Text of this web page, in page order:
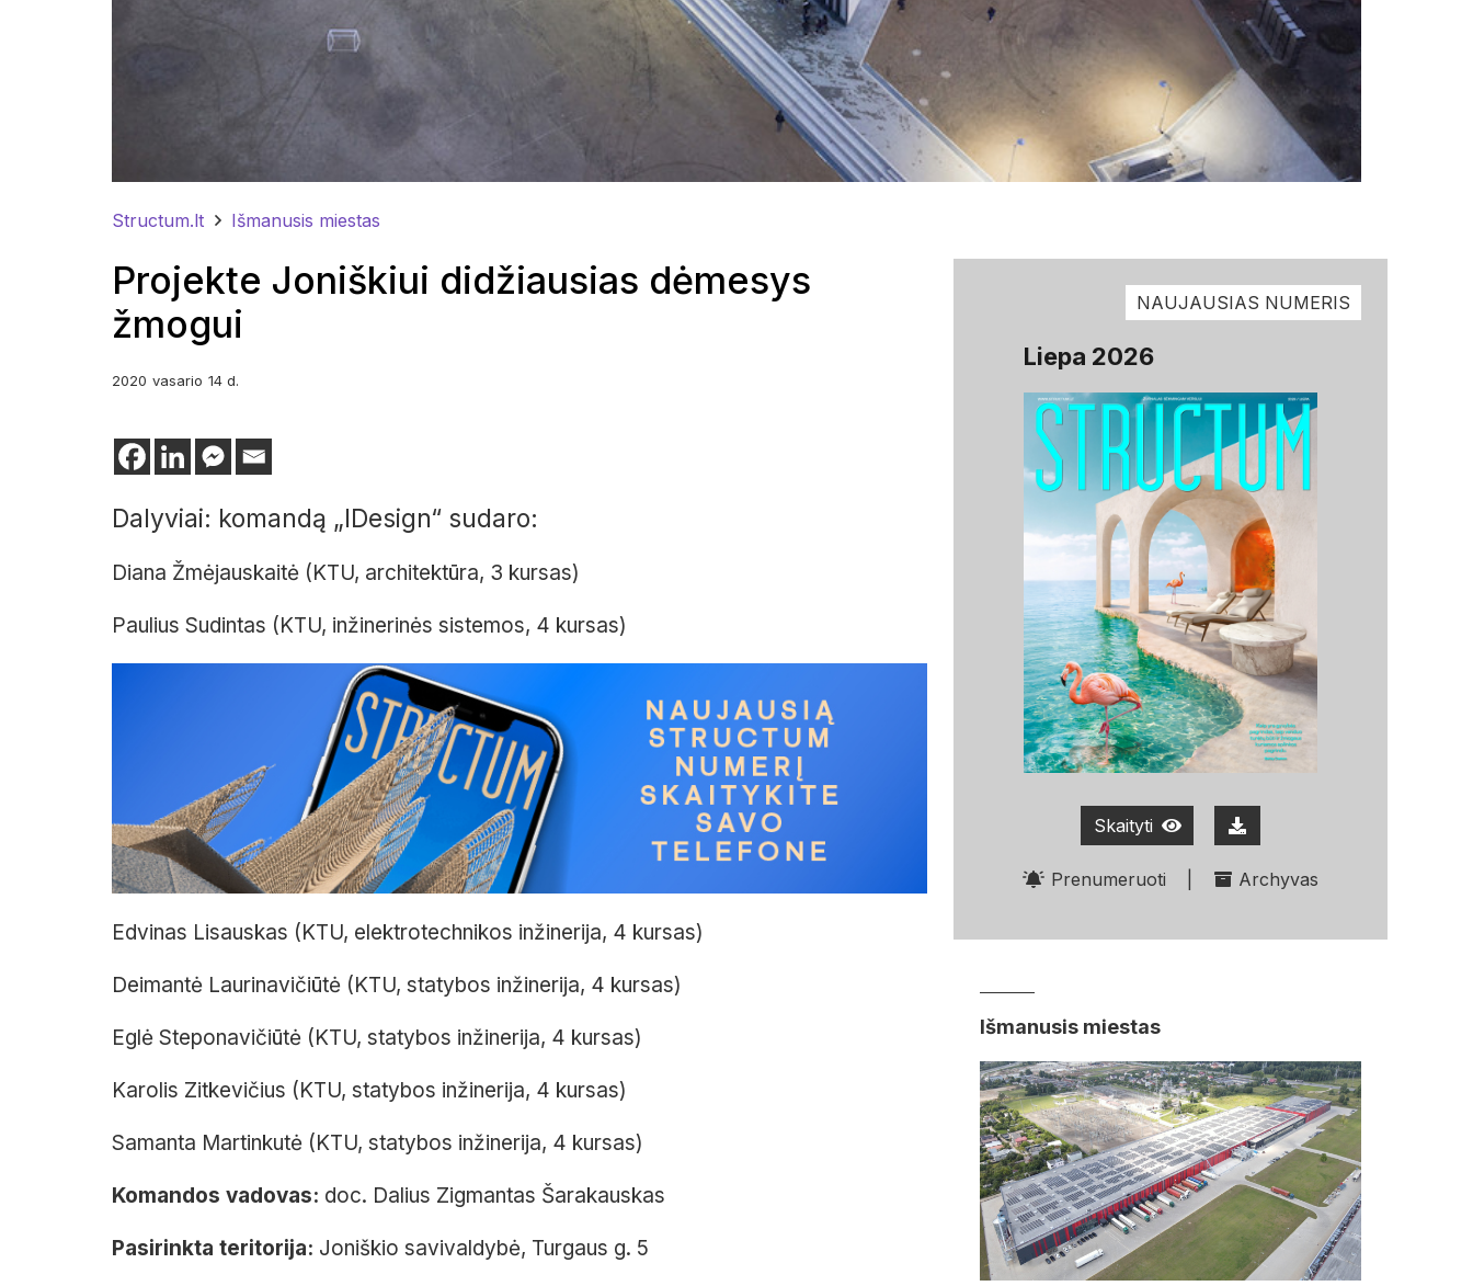
Structum.lt Išmanusis miestas
Projekte Joniškiui didžiausias dėmesys
žmogui
2020 vasario 14 d.
Dalyviai: komandą „IDesign“ sudaro:
Diana Žmėjauskaitė (KTU, architektūra, 3 kursas)
Paulius Sudintas (KTU, inžinerinės sistemos, 4 kursas)
Edvinas Lisauskas (KTU, elektrotechnikos inžinerija, 4 kursas)
Deimantė Laurinavičiūtė (KTU, statybos inžinerija, 4 kursas)
Eglė Steponavičiūtė (KTU, statybos inžinerija, 4 kursas)
Karolis Zitkevičius (KTU, statybos inžinerija, 4 kursas)
Samanta Martinkutė (KTU, statybos inžinerija, 4 kursas)
Komandos vadovas: doc. Dalius Zigmantas Šarakauskas
Pasirinkta teritorija: Joniškio savivaldybė, Turgaus g. 5
NAUJAUSIAS NUMERIS
Liepa 2026
Skaityti
Prenumeruoti Archyvas
Išmanusis miestas